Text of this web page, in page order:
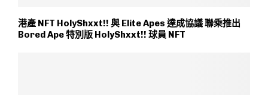
港產 NFT HolyShxxt!! 與 Elite Apes 達成協議 聯乘推出
Bored Ape 特別版 HolyShxxt!! 球員 NFT